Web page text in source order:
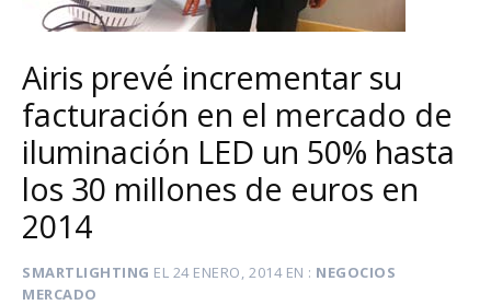
Airis prevé incrementar su
facturación en el mercado de
iluminación LED un 50% hasta
los 30 millones de euros en
2014
SMARTLIGHTING EL 24 ENERO, 2014EN
NEGOCIOS
MERCADO